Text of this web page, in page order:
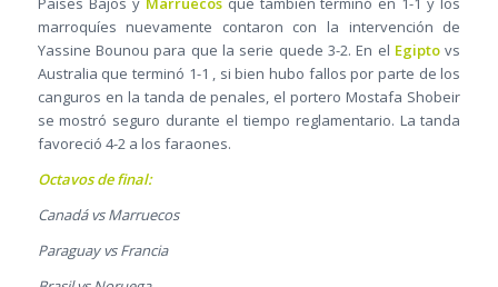
marroquíes nuevamente contaron con la intervención de
Yassine Bounou para que la serie quede 3-2. En el Egipto vs
Australia que terminó 1-1 , si bien hubo fallos por parte de los
canguros en la tanda de penales, el portero Mostafa Shobeir
se mostró seguro durante el tiempo reglamentario. La tanda
favoreció 4-2 a los faraones.
Octavos de final:
Canadá vs Marruecos
Paraguay vs Francia